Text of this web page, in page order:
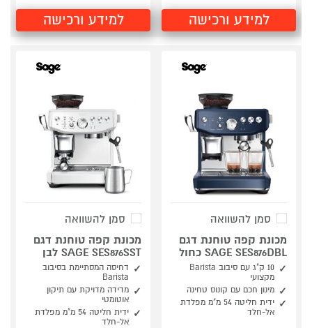
למידע ורכישה למידע ורכישה
סמן להשוואה
מכונת קפה טוחנת דגם
SAGE SES876DBL כחול
10 ק"ג עם סיבוב Barista
מקצועי
מינון חכם עם קונוס טחינה
ידית חליטה 54 מ"מ מפלדת
אל-חלד
סמן להשוואה
מכונת קפה טוחנת דגם
SAGE SES876SST לבן
דחיסה המסתיימת בסיבוב
Barista
מדידה מדויקת עם תיקון
אוטומטי
ידית חליטה 54 מ"מ מפלדת
אל-חלד